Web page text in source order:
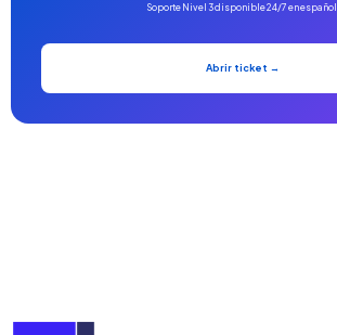
Soporte Nivel 3 disponible 24/7 en español.
Abrir ticket →